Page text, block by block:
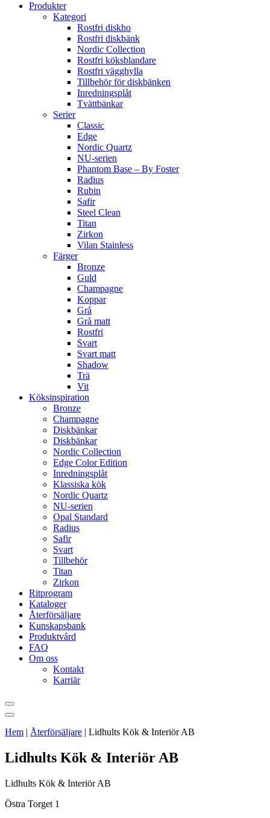
Produkter
Kategori
Rostfri diskho
Rostfri diskbänk
Nordic Collection
Rostfri köksblandare
Rostfri vägghylla
Tillbehör för diskbänken
Inredningsplåt
Tvättbänkar
Serier
Classic
Edge
Nordic Quartz
NU-serien
Phantom Base – By Foster
Radius
Rubin
Safir
Steel Clean
Titan
Zirkon
Vilan Stainless
Färger
Bronze
Guld
Champagne
Koppar
Grå
Grå matt
Rostfri
Svart
Svart matt
Shadow
Trä
Vit
Köksinspiration
Bronze
Champagne
Diskbänkar
Diskbänkar
Nordic Collection
Edge Color Edition
Inredningsplåt
Klassiska kök
Nordic Quartz
NU-serien
Opal Standard
Radius
Safir
Svart
Tillbehör
Titan
Zirkon
Ritprogram
Kataloger
Återförsäljare
Kunskapsbank
Produktvård
FAQ
Om oss
Kontakt
Karriär
Hem | Återförsäljare | Lidhults Kök & Interiör AB
Lidhults Kök & Interiör AB
Lidhults Kök & Interiör AB
Östra Torget 1